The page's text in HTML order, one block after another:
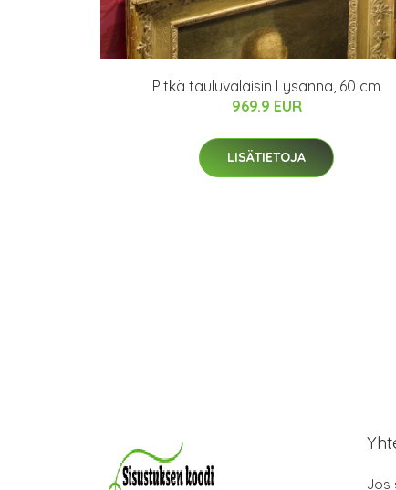
Pitkä tauluvalaisin Lysanna, 60 cm
969.9 EUR
LISÄTIETOJA
Jos